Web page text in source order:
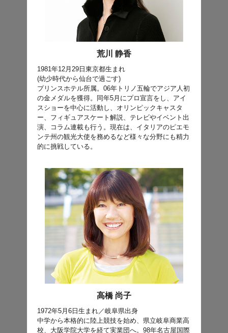
荒川 静香
1981年12月29日東京都生まれ
(幼少時代から仙台で過ごす)
プリンスホテル所属。06年トリノ五輪でアジア人初
の金メダルを獲得。同年5月にプロ宣言をし、アイ
スショーを中心に活動し、オリンピックキャスタ
ー、フィギュアスケート解説、テレビやイベント出
演、コラム連載も行う。現在は、イタリアのピエモ
ンテ州の観光大使を務めるなど様々な分野にも精力
的に挑戦している。
高橋 尚子
1972年5月6日生まれ／岐阜県出身
中学から本格的に陸上競技を始め、県立岐阜商業高
校、大阪学院大学を経て実業団へ。98年名古屋国際